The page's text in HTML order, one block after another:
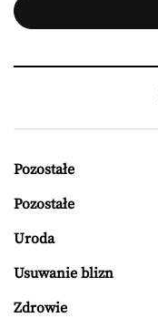
Pozostałe
Pozostałe
Uroda
Usuwanie blizn
Zdrowie